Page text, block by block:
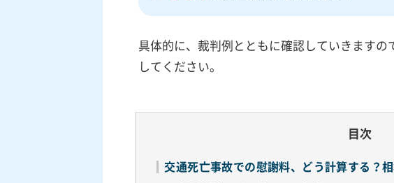
具体的に、裁判例とともに確認していきますの
してください。
目次
交通死亡事故での慰謝料、どう計算する？相